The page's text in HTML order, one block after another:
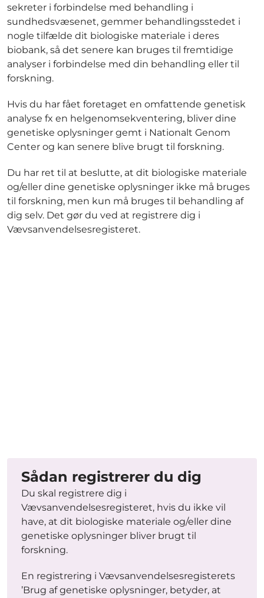
sekreter i forbindelse med behandling i
sundhedsvæsenet, gemmer behandlingsstedet i
nogle tilfælde dit biologiske materiale i deres
biobank, så det senere kan bruges til fremtidige
analyser i forbindelse med din behandling eller til
forskning.
Hvis du har fået foretaget en omfattende genetisk
analyse fx en helgenomsekventering, bliver dine
genetiske oplysninger gemt i Nationalt Genom
Center og kan senere blive brugt til forskning.
Du har ret til at beslutte, at dit biologiske materiale
og/eller dine genetiske oplysninger ikke må bruges
til forskning, men kun må bruges til behandling af
dig selv. Det gør du ved at registrere dig i
Vævsanvendelsesregisteret.
Sådan registrerer du dig
Du skal registrere dig i
Vævsanvendelsesregisteret, hvis du ikke vil
have, at dit biologiske materiale og/eller dine
genetiske oplysninger bliver brugt til
forskning.
En registrering i Vævsanvendelsesregisterets
’Brug af genetiske oplysninger, betyder, at